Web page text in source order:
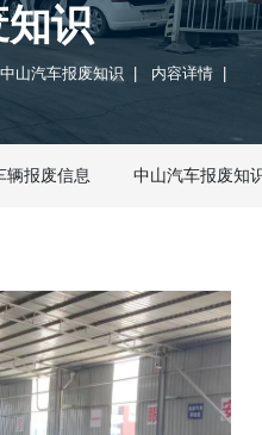
知识
中山汽车报废知识 内容详情
辆报废信息 中山汽车报废知